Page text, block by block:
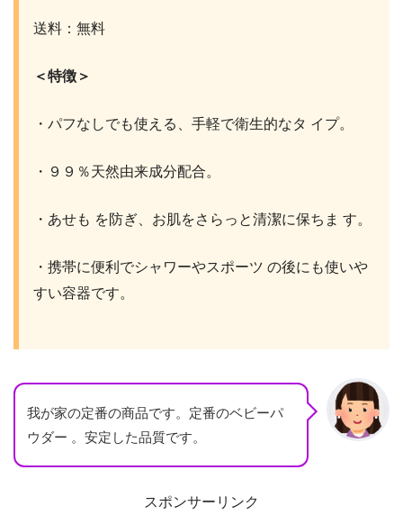
送料：無料
＜特徴＞
・パフなしでも使える、手軽で衛生的なタ イプ。
・９９％天然由来成分配合。
・あせも を防ぎ、お肌をさらっと清潔に保ちま す。
・携帯に便利でシャワーやスポーツ の後にも使いや
すい容器です。
我が家の定番の商品です。定番のベビーパ
ウダー 。安定した品質です。
スポンサーリンク